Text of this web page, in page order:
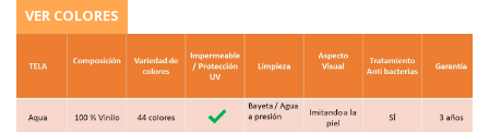
VER COLORES